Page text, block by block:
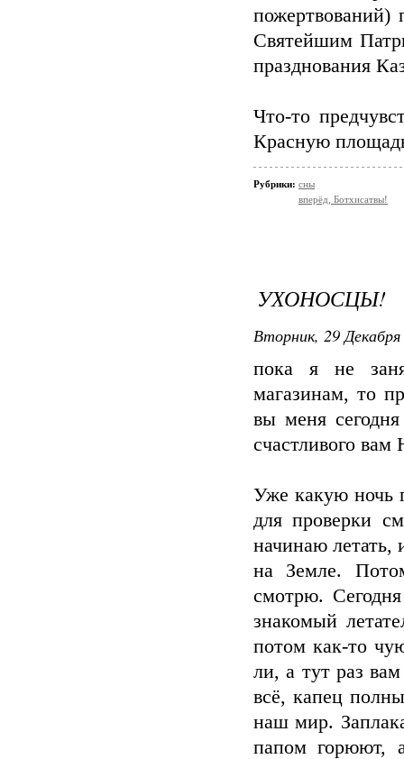
пожертвований)
Святейшим
празднования
Что-то
Красную
Рубрики: сны
вперёд, Ботхисатвы!
УХОНОСЦЫ!
Вторник, 29
пока я не
магазинам, то
вы меня
счастливого вам
Уже какую ночь
для проверки
начинаю летать,
на Земле.
смотрю.
знакомый
потом как-то
ли, а тут раз
всё, капец
наш мир.
папом горюют,